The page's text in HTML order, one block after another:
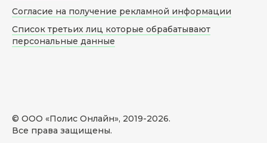
© ООО «Полис Онлайн», 2019-2026.
Все права защищены.
Согласие на получение рекламной информации
Список третьих лиц которые обрабатывают
персональные данные